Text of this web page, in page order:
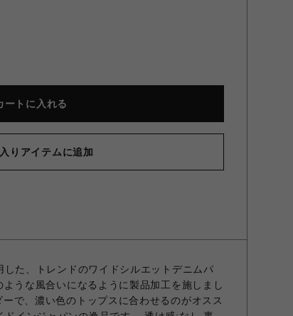
ートに入れる
りアイテムに追加
た、トレンドのワイドシルエットデニムパ
うな風合いになるように製品加工を施しまし
で、濃い色のトップスに合わせるのがオスス